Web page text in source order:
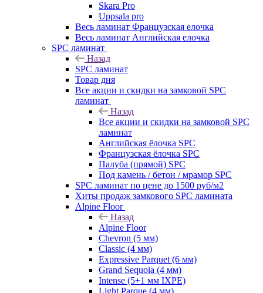
Skara Pro
Uppsala pro
Весь ламинат Французская елочка
Весь ламинат Английская елочка
SPC ламинат
Назад
SPC ламинат
Товар дня
Все акции и скидки на замковой SPC
ламинат
Назад
Все акции и скидки на замковой SPC
ламинат
Английская ёлочка SPC
Французская ёлочка SPC
Палуба (прямой) SPC
Под камень / бетон / мрамор SPC
SPC ламинат по цене до 1500 руб/м2
Хиты продаж замкового SPC ламината
Alpine Floor
Назад
Alpine Floor
Chevron (5 мм)
Classic (4 мм)
Expressive Parquet (6 мм)
Grand Sequoia (4 мм)
Intense (5+1 мм IXPE)
Light Parque (4 мм)